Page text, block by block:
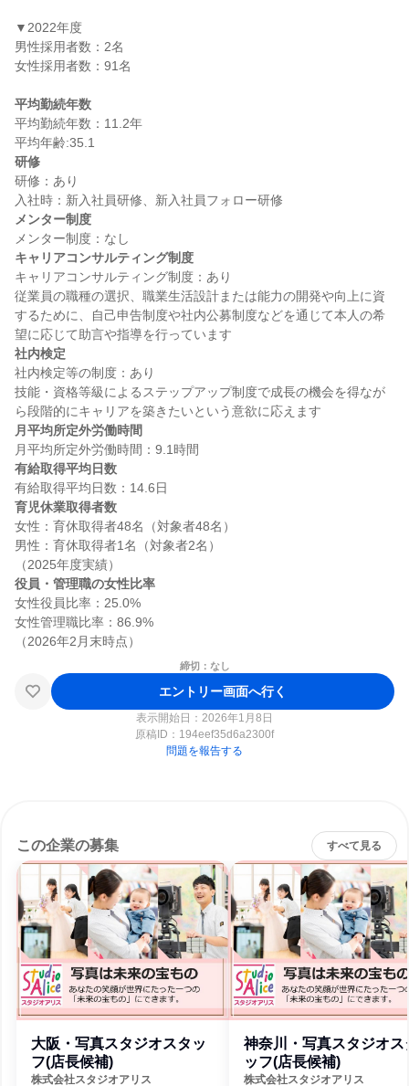
▼2022年度
男性採用者数：2名
女性採用者数：91名
平均勤続年数
平均勤続年数：11.2年
研修
研修：あり
メンター制度
キャリアコンサルティング制度
キャリアコンサルティング制度：あり
従業員の職種の選択、職業生活設計または能力の開発や向上に資
するために、自己申告制度や社内公募制度などを通じて本人の希
社内検定
社内検定等の制度：あり
技能・資格等級によるステップアップ制度で成長の機会を得なが
月平均所定外労働時間
有給取得平均日数
育児休業取得者数
女性：育休取得者48名（対象者48名）
男性：育休取得者1名（対象者2名）
役員・管理職の女性比率
女性役員比率：25.0%
女性管理職比率：86.9%
締切：なし
エントリー画面へ行く
表示開始日：2026年1月8日
原稿ID： 194eef35d6a2300f
問題を報告する
この企業の募集 すべて見る
大阪・写真スタジオスタッ
フ(店長候補)
株式会社スタジオアリス
神奈川・写真スタジオス
ッフ(店長候補)
株式会社スタジオアリス